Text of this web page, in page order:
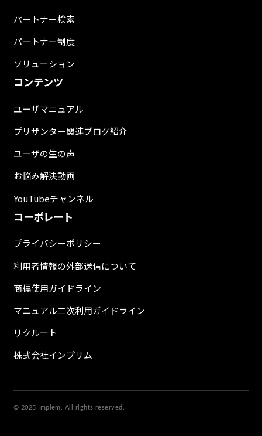
パートナー検索
パートナー制度
ソリューション
コンテンツ
ユーザマニュアル
プリザンター関連ブログ紹介
ユーザの生の声
お悩み解決動画
YouTubeチャンネル
コーポレート
プライバシーポリシー
利用者情報の外部送信について
商標使用ガイドライン
マニュアル二次利用ガイドライン
リクルート
株式会社インプリム
© 2025 Implem. All rights reserved.